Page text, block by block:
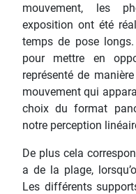
mouvement, les
exposition ont été
temps de pose
pour mettre en
représenté de
mouvement qui
choix du format
notre perception
De plus cela
a de la plage,
Les différents